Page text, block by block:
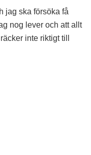
jag ska försöka få
nog lever och att allt
inte riktigt till